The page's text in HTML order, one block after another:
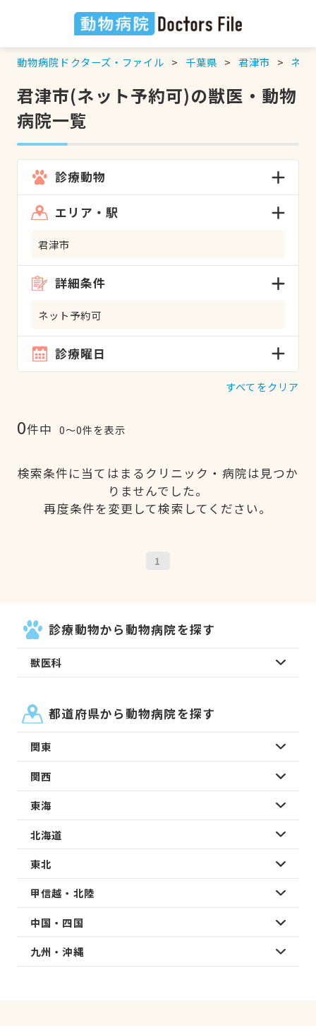
動物病院ドクターズ・ファイル 千葉県 君津市 ネッ
君津市(ネット予約可)の獣医・動物
病院一覧
診療動物
エリア・駅
君津市
詳細条件
ネット予約可
診療曜日
すべてをクリア
0件中 0〜0件を表示
検索条件に当てはまるクリニック・病院は見つか
りませんでした。
再度条件を変更して検索してください。
1
診療動物から動物病院を探す
獣医科
都道府県から動物病院を探す
関東
関西
東海
北海道
東北
甲信越・北陸
中国・四国
九州・沖縄